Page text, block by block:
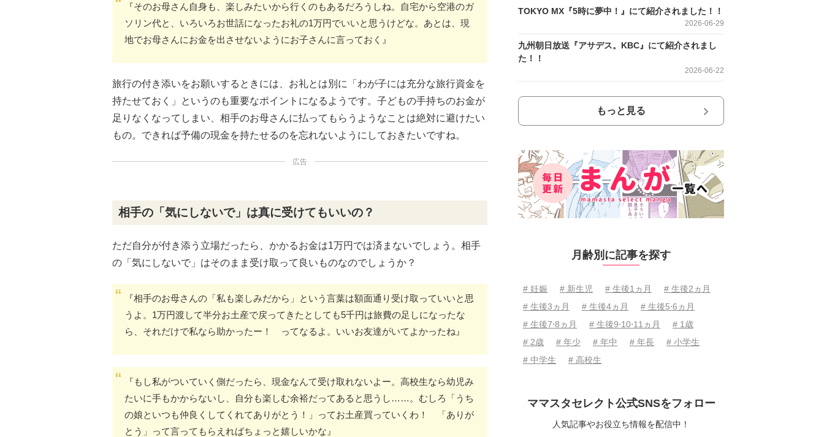
『そのお母さん自身も、楽しみたいから行くのもあるだろうしね。自宅から空港のガ
ソリン代と、いろいろお世話になったお礼の1万円でいいと思うけどな。あとは、現
地でお母さんにお金を出させないようにお子さんに言っておく』
旅行の付き添いをお願いするときには、お礼とは別に「わが子には充分な旅行資金を
持たせておく」というのも重要なポイントになるようです。子どもの手持ちのお金が
足りなくなってしまい、相手のお母さんに払ってもらうようなことは絶対に避けたい
もの。できれば予備の現金を持たせるのを忘れないようにしておきたいですね。
広告
相手の「気にしないで」は真に受けてもいいの？
ただ自分が付き添う立場だったら、かかるお金は1万円では済まないでしょう。相手
の「気にしないで」はそのまま受け取って良いものなのでしょうか？
『相手のお母さんの「私も楽しみだから」という言葉は額面通り受け取っていいと思
うよ。1万円渡して半分お土産で戻ってきたとしても5千円は旅費の足しになったな
ら、それだけで私なら助かったー！ ってなるよ。いいお友達がいてよかったね』
『もし私がついていく側だったら、現金なんて受け取れないよー。高校生なら幼児み
たいに手もかからないし、自分も楽しむ余裕だってあると思うし……。むしろ「うち
の娘といつも仲良くしてくれてありがとう！」ってお土産買っていくわ！ 「ありが
とう」って言ってもらえればちょっと嬉しいかな』
TOKYO MX『5時に夢中！』にて紹介されました！！
2026-06-29
九州朝日放送『アサデス。KBC』にて紹介されまし
た！！
2026-06-22
もっと見る
月齢別に記事を探す
# 妊娠 # 新生児 # 生後1ヵ月
# 生後2ヵ月
# 生後3ヵ月
# 生後4ヵ月
# 生後5⋅6ヵ月
# 生後7⋅8ヵ月
# 生後9⋅10⋅11ヵ月
# 1歳
# 2歳
# 年少 # 年中 # 年長
# 小学生
# 中学生
# 高校生
ママスタセレクト公式SNSをフォロー
人気記事やお役立ち情報を配信中！